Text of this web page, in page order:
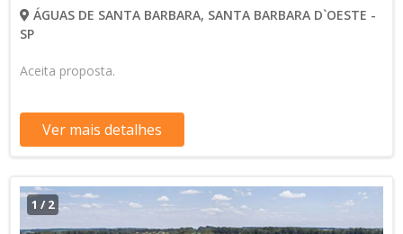
ÁGUAS DE SANTA BARBARA, SANTA BARBARA D`OESTE -
SP
Aceita proposta.
Ver mais detalhes
1 / 2